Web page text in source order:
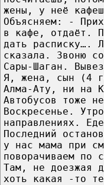
жены, у неё
Объясняем: -
в кафе, отдаёт.
дать расписку….
сказала. Звоню
Сары-Шаган.
Я, жена, сын (4
Алма-Ату, ни на
Автобусов тоже
Воскресенье.
направлениях.
Последний
у нас мама при
поворачиваем по
Там, не доезжая
хоть какая -то